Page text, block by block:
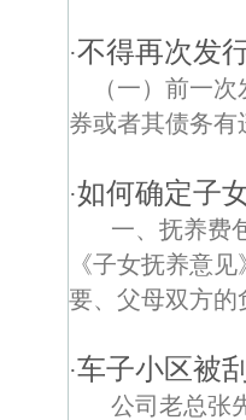
·不得再次发
（一）前一
券或者其债务
·如何确定子
一、抚养费
《子女抚养意
要、父母双方的
·车子小区被
公司老总张